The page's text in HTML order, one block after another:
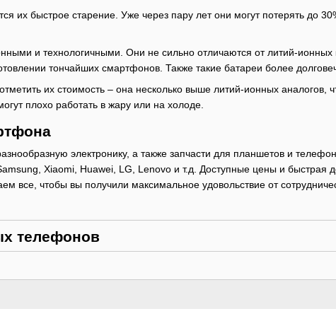
их быстрое старение. Уже через пару лет они могут потерять до
и технологичными. Они не сильно отличаются от литий-ионных
тончайших смартфонов. Также такие батареи более
их стоимость – она несколько выше литий-ионных аналогов,
плохо работать в жару или на холоде.
электронику, а также запчасти для планшетов и
Xiaomi, Huawei, LG, Lenovo и т.д. Доступные цены и быстрая
все, чтобы вы получили максимальное удовольствие от
телефонов